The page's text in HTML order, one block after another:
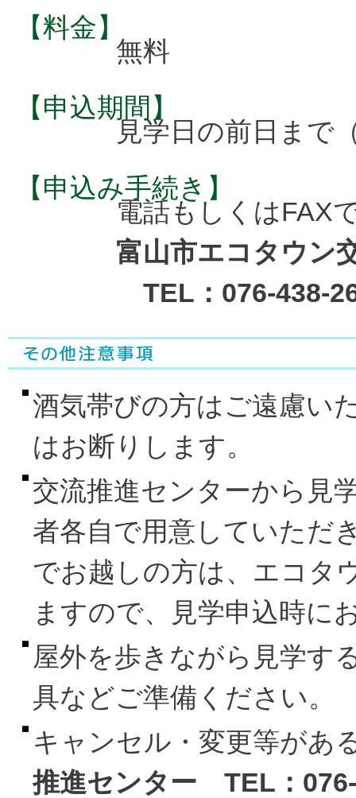
【料金】
無料
【申込期間】
見学日の前日まで
【申込み手続き】
電話もしくはFAX
富山市エコタウン
TEL：076-438-
酒気帯びの方はご遠慮い
はお断りします。
交流推進センターから見
者各自で用意していただ
でお越しの方は、エコタ
ますので、見学申込時に
屋外を歩きながら見学す
具などご準備ください。
キャンセル・変更等があ
推進センター TEL：